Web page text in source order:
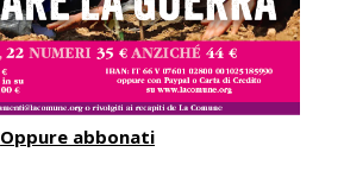
Oppure abbonati